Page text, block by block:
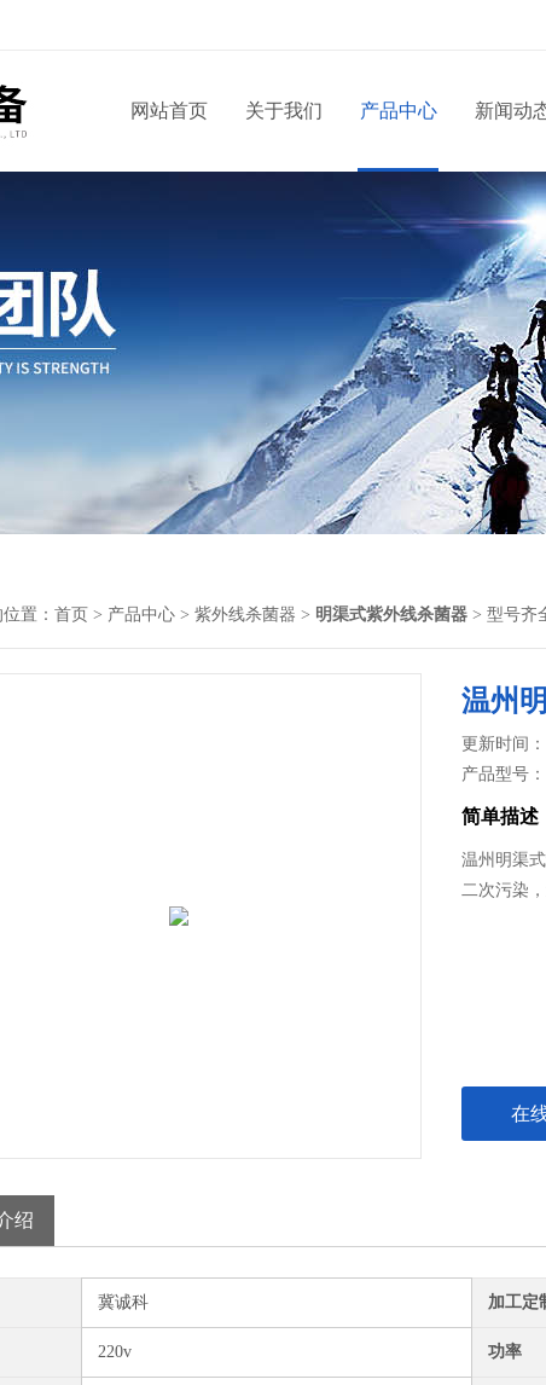
网站首页 关于我们 产品中心 新闻动
置： 首页 > 产品中心 > 紫外线杀菌器 > 明渠式紫外线杀菌器 > 型号齐
温州
更新时间
产品型号
简单描述
温州明渠
二次污染
在
绍
冀诚科 加工定
220v 功率